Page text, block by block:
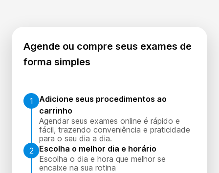
Agende ou compre seus exames de
forma simples
1
Adicione seus procedimentos ao
carrinho
Agendar seus exames online é rápido e
fácil, trazendo conveniência e praticidade
para o seu dia a dia.
2
Escolha o melhor dia e horário
Escolha o dia e hora que melhor se
encaixe na sua rotina